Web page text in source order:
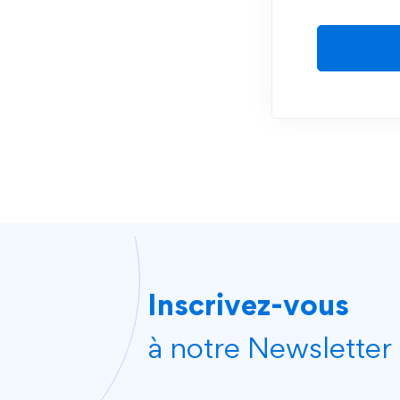
Inscrivez-vous
à notre Newsletter